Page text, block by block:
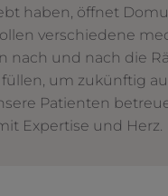
haben, öffnet
verschiedene
nach und nach die
füllen, um zukünftig
Patienten
Expertise und Herz.